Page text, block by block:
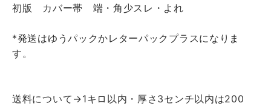
初版 カバー帯 端・角少スレ・よれ
*発送はゆうパックかレターパックプラスになりま
す。
送料について→1キロ以内・厚さ3センチ以内は200